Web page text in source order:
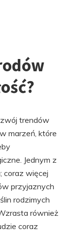
trendów
marzeń, które
Jednym z
coraz więcej
przyjaznych
rodzimych
również
coraz